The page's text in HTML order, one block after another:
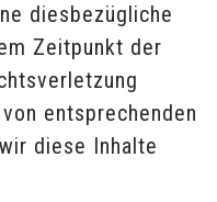
diesbezügliche
Zeitpunkt der
entsprechenden
diese Inhalte